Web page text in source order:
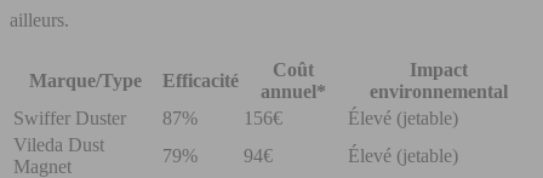
ailleurs.
Marque/Type Efficacité
Coût
annuel*
Impact
environnemental
Swiffer Duster
87% 156€
Élevé (jetable)
Vileda Dust
Magnet
79% 94€
Élevé (jetable)